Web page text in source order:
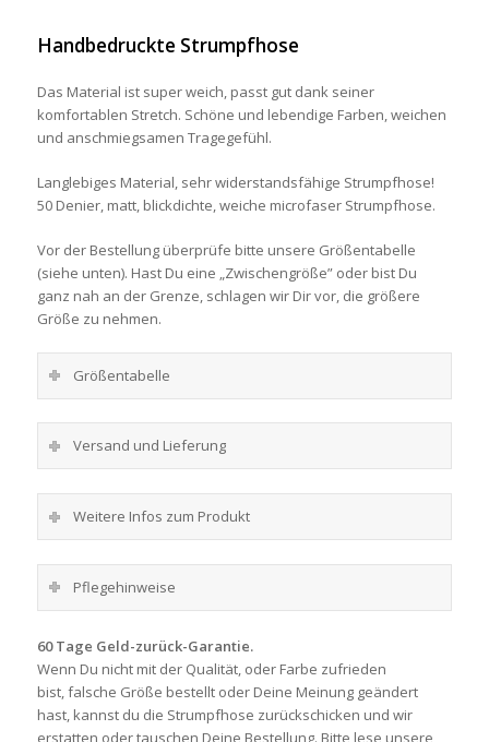
Handbedruckte Strumpfhose
Das Material ist super weich, passt gut dank seiner
komfortablen Stretch. Schöne und lebendige Farben, weichen
und anschmiegsamen Tragegefühl.
Langlebiges Material, sehr widerstandsfähige Strumpfhose!
50 Denier, matt, blickdichte, weiche microfaser Strumpfhose.
Vor der Bestellung überprüfe bitte unsere Größentabelle
(siehe unten). Hast Du eine „Zwischengröße” oder bist Du
ganz nah an der Grenze, schlagen wir Dir vor, die größere
Größe zu nehmen.
Größentabelle
Versand und Lieferung
Weitere Infos zum Produkt
Pflegehinweise
60 Tage Geld-zurück-Garantie.
Wenn Du nicht mit der Qualität, oder Farbe zufrieden
bist, falsche Größe bestellt oder Deine Meinung geändert
hast, kannst du die Strumpfhose zurückschicken und wir
erstatten oder tauschen Deine Bestellung. Bitte lese unsere